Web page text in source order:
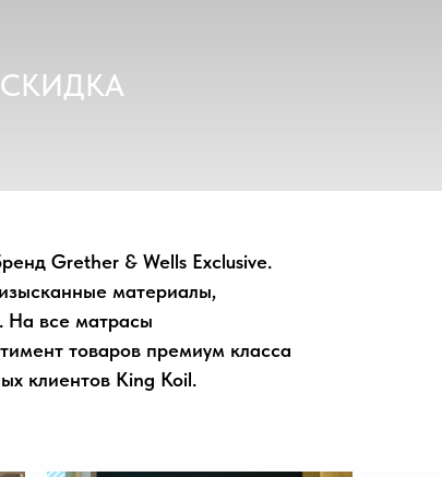
СКИДКА
Grether & Wells Exclusive.
материалы,
На все матрасы
товаров премиум класса
клиентов King Koil.